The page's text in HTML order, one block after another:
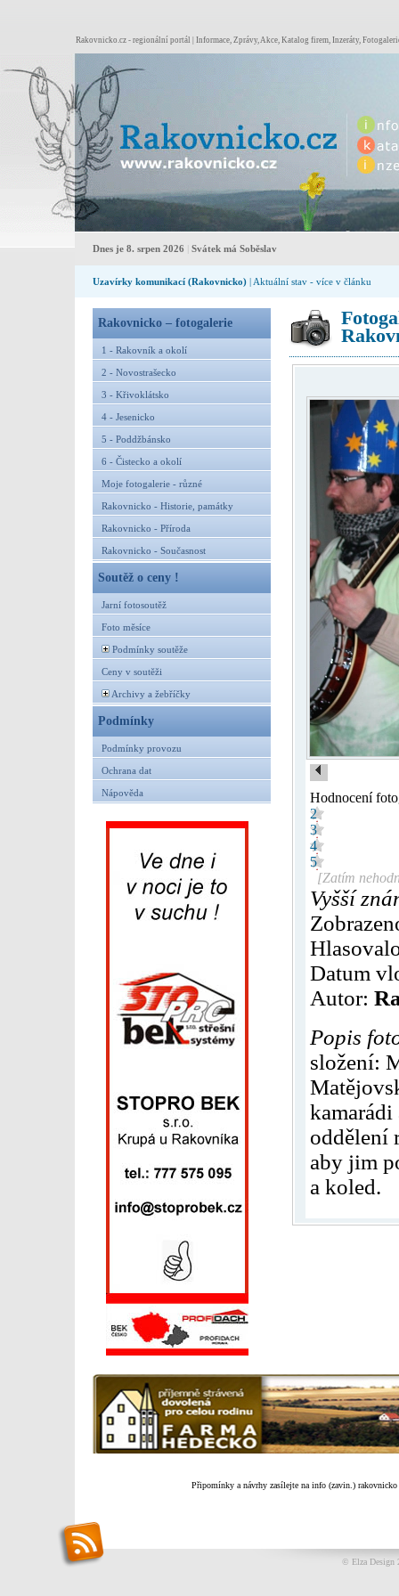
Rakovnicko.cz - regionální portál | Informace, Zprávy, Akce, Katalog firem, Inzeráty,
Dnes je 8. srpen 2026 Svátek má Soběslav
Uzavírky komunikací (Rakovnicko) | Aktuální stav - více v článku
Rakovnicko – fotogalerie
1 - Rakovník a okolí
2 - Novostrašecko
3 - Křivoklátsko
4 - Jesenicko
5 - Poddžbánsko
6 - Čistecko a okolí
Moje fotogalerie - různé
Rakovnicko - Historie, památky
Rakovnicko - Příroda
Rakovnicko - Současnost
Soutěž o ceny !
Jarní fotosoutěž
Foto měsíce
Podmínky soutěže
Ceny v soutěži
Archivy a žebříčky
Podmínky
Podmínky provozu
Ochrana dat
Nápověda
Hodnocení
2
3
4
5
[Zatím
Vyšší
Datum
Autor:
Popis
složení:
oddělení
aby jim
a koled.
Připomínky a návrhy zasílejte na info (zavin.) rakovnicko
© Elza Design